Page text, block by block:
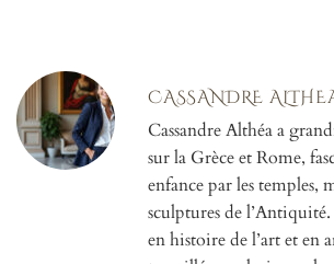
CASSANDRE
Cassandre Althéa a
sur la Grèce et Rome,
enfance par les temples,
sculptures de l’Antiquité.
en histoire de l’art et en